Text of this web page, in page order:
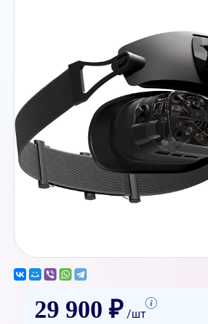
29 900 ₽ /шт